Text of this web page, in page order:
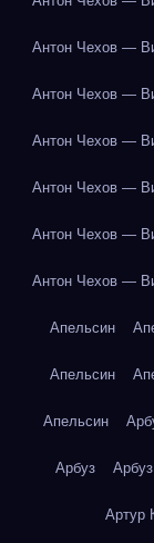
Антон Чехов —
Антон Чехов —
Антон Чехов —
Антон Чехов —
Антон Чехов —
Антон Чехов —
Апельсин
Апельсин
Апельсин
Арбуз Арбуз
Артур